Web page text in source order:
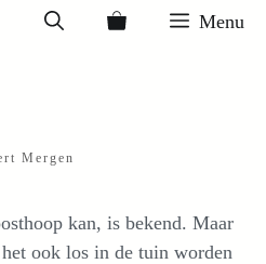
Menu
Mergen
kan, is bekend. Maar
ook los in de tuin worden